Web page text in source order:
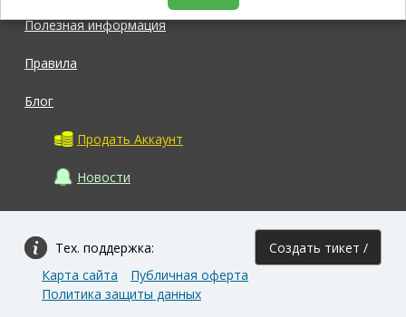
Полезная информация
Правила
Блог
Продать Аккаунт
Новости
Тех. поддержка: Создать тикет /
Карта сайта
Публичная оферта
Политика защиты данных